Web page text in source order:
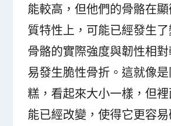
能較高，但他們的骨骼在
質特性上，可能已經發生
骨骼的實際強度與韌性相
易發生脆性骨折。這就像
糕，看起來大小一樣，但
能已經改變，使得它更容易